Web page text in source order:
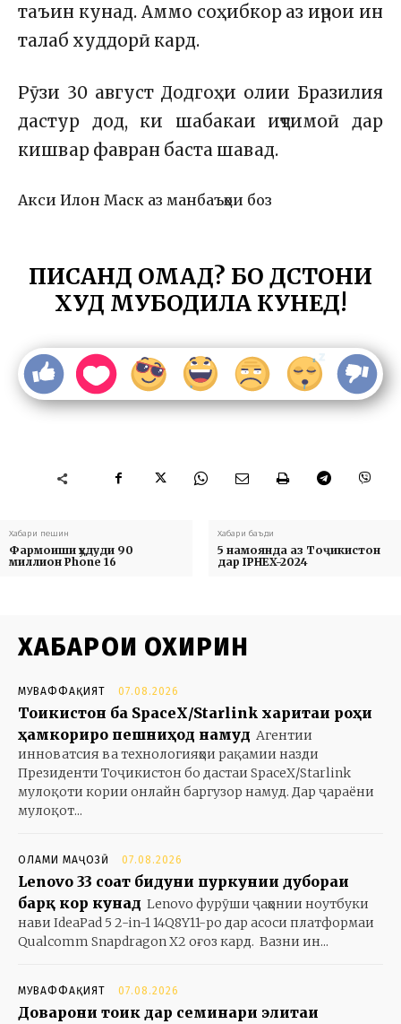
таъин кунад. Аммо соҳибкор аз иҷрои ин
талаб худдорӣ кард.
Рӯзи 30 август Додгоҳи олии Бразилия
дастур дод, ки шабакаи иҷтимоӣ дар
кишвар фавран баста шавад.
Акси Илон Маск аз манбаъҳои боз
ПИСАНД ОМАД? БО ДӮСТОНИ
ХУД МУБОДИЛА КУНЕД!
Хабари пешин
Фармоиши ҳудуди 90
миллион Phone 16
Хабари баъди
5 намоянда аз Тоҷикистон
дар IPHEX-2024
ХАБАРҲОИ ОХИРИН
МУВАФФАҚИЯТ 07.08.2026
Тоҷикистон ба SpaceX/Starlink харитаи роҳи
ҳамкориро пешниҳод намуд Агентии
инноватсия ва технологияҳои рақамии назди
Президенти Тоҷикистон бо дастаи SpaceX/Starlink
мулоқоти кории онлайн баргузор намуд. Дар ҷараёни
мулоқот...
ОЛАМИ МАҶОЗӢ 07.08.2026
Lenovo 33 соат бидуни пуркунии дубораи
барқ кор кунад Lenovo фурӯши ҷаҳонии ноутбуки
нави IdeaPad 5 2-in-1 14Q8Y11-ро дар асоси платформаи
Qualcomm Snapdragon X2 оғоз кард. Вазни ин...
МУВАФФАҚИЯТ 07.08.2026
Доварони тоҷик дар семинари элитаи